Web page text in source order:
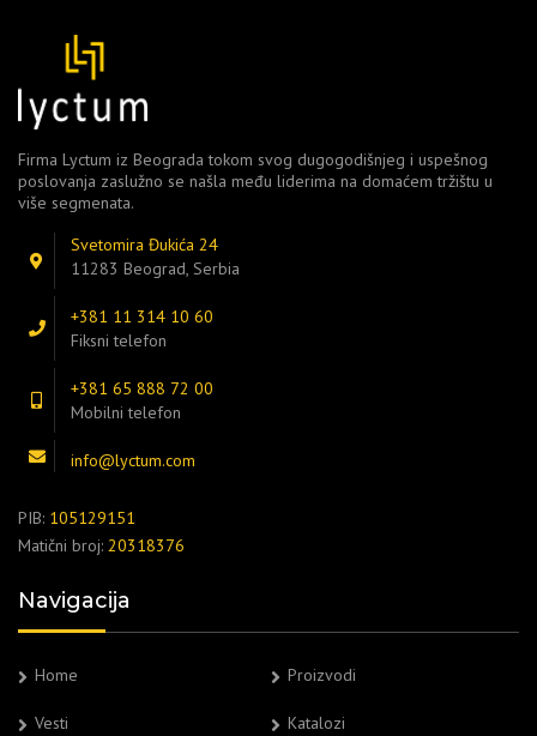
Firma Lyctum iz Beograda tokom svog dugogodišnjeg i uspešnog
poslovanja zaslužno se našla među liderima na domaćem tržištu u
više segmenata.
Svetomira Đukića 24
11283 Beograd, Serbia
+381 11 314 10 60
Fiksni telefon
+381 65 888 72 00
Mobilni telefon
info@lyctum.com
PIB: 105129151
Matični broj: 20318376
Navigacija
Home Proizvodi
Vesti Katalozi